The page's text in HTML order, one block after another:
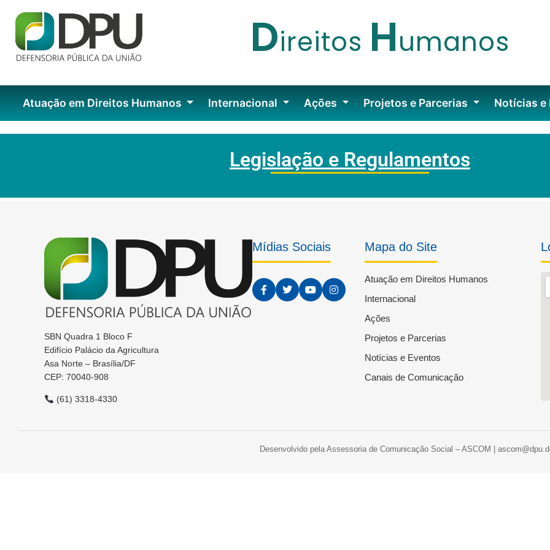
Direitos Humanos
Atuação em Direitos Humanos Internacional Ações Projetos e Parcerias Notícias
Legislação e Regulamentos
SBN Quadra 1 Bloco F
Edifício Palácio da Agricultura
Asa Norte – Brasília/DF
CEP: 70040-908
(61) 3318-4330
Mídias Sociais Mapa do Site
Atuação em Direitos Humanos
Internacional
Ações
Projetos e Parcerias
Notícias e Eventos
Canais de Comunicação
Desenvolvido pela Assessoria de Comunicação Social – ASCOM |